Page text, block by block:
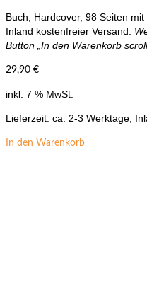
Buch, Hardcover, 98 Seiten
Inland kostenfreier Versand.
Button „In den Warenkorb
29,90 €
inkl. 7 % MwSt.
Lieferzeit: ca. 2-3 Werktage,
In den Warenkorb